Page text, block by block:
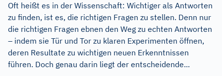
Oft heißt es in der Wissenschaft: Wichtiger als Antworten
zu finden, ist es, die richtigen Fragen zu stellen. Denn nur
die richtigen Fragen ebnen den Weg zu echten Antworten
– indem sie Tür und Tor zu klaren Experimenten öffnen,
deren Resultate zu wichtigen neuen Erkenntnissen
führen. Doch genau darin liegt der entscheidende...